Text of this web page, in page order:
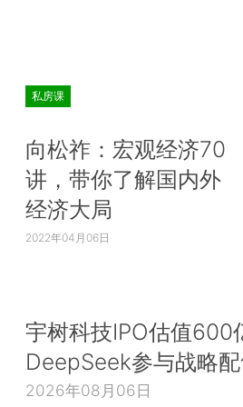
私房课
向松祚：宏观经济70
讲，带你了解国内外
经济大局
2022年04月06日
宇树科技IPO估值600
DeepSeek参与战略配
2026年08月06日